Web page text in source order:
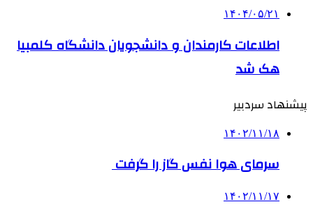
۱۴۰۴/۰۵/۲۱
اطلاعات کارمندان و دانشجویان دانشگاه کلمبیا
هک شد
پیشنهاد سردبیر
۱۴۰۲/۱۱/۱۸
سرمای هوا نفس گاز را گرفت
۱۴۰۲/۱۱/۱۷